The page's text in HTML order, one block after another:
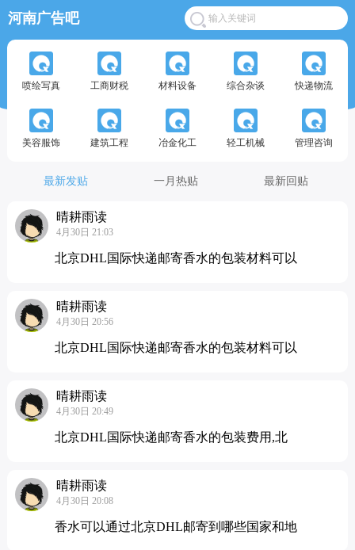
河南广告吧
喷绘写真 工商财税 材料设备 综合杂谈 快递物流
美容服饰 建筑工程 冶金化工 轻工机械 管理咨询
最新发贴 一月热贴 最新回贴
晴耕雨读
4月30日 21:03
北京DHL国际快递邮寄香水的包装材料可以
晴耕雨读
4月30日 20:56
北京DHL国际快递邮寄香水的包装材料可以
晴耕雨读
4月30日 20:49
北京DHL国际快递邮寄香水的包装费用,北
晴耕雨读
4月30日 20:08
香水可以通过北京DHL邮寄到哪些国家和地